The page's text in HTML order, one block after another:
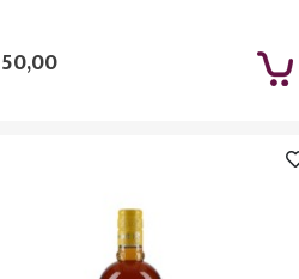
50,00